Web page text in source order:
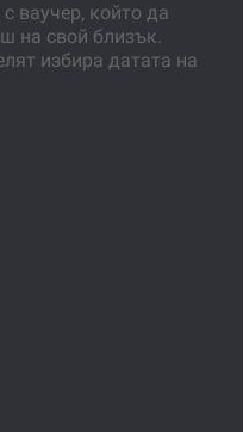
ваучер, който да
на свой близък.
избира датата на